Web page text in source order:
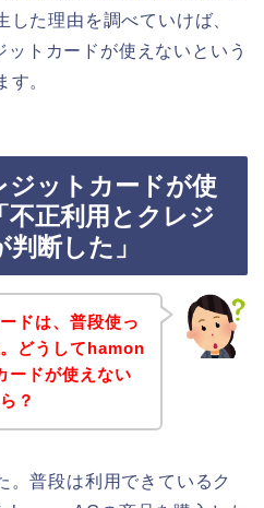
した理由を調べていけば、
トカードが使えないという
す。
ジットカードが使
不正利用とクレジ
断した」
ドは、普段使っ
どうしてhamon
ードが使えない
？
。普段は利用できているク